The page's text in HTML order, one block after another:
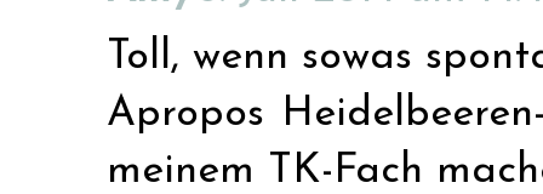
Toll, wenn sowas
Apropos
meinem TK-Fach